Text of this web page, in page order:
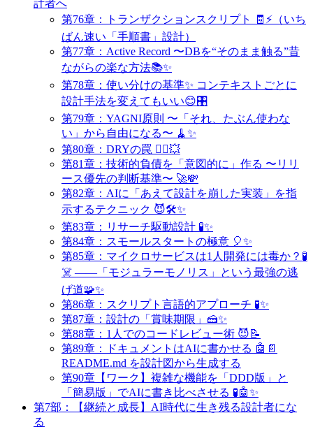
計者へ
第76章：トランザクションスクリプト 🧾⚡（いち
ばん速い「手順書」設計）
第77章：Active Record 〜DBを“そのまま触る”昔
ながらの楽な方法📚✨
第78章：使い分けの基準✨ コンテキストごとに
設計手法を変えてもいい😊🎛️
第79章：YAGNI原則 〜「それ、たぶん使わな
い」から自由になる〜 🧹✨
第80章：DRYの罠 🤹‍♀️💥
第81章：技術的負債を「意図的に」作る 〜リリ
ース優先の判断基準〜 🚀💸
第82章：AIに「あえて設計を崩した実装」を指
示するテクニック 😈🛠️✨
第83章：リサーチ駆動設計 🧪✨
第84章：スモールスタートの極意 🎈✨
第85章：マイクロサービスは1人開発には毒か？🧪
☠️ ——「モジュラーモノリス」という最強の逃
げ道🧩✨
第86章：スクリプト言語的アプローチ 🧪✨
第87章：設計の「賞味期限」🍰✨
第88章：1人でのコードレビュー術 😈📝
第89章：ドキュメントはAIに書かせる 🤖📄
README.md を設計図から生成する
第90章【ワーク】複雑な機能を「DDD版」と
「簡易版」でAIに書き比べさせる 🧪🤖✨
第7部：【継続と成長】AI時代に生き残る設計者にな
る